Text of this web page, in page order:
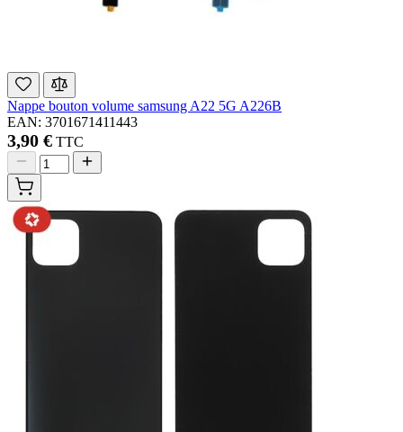
Nappe bouton volume samsung A22 5G A226B
EAN: 3701671411443
3,90 € TTC